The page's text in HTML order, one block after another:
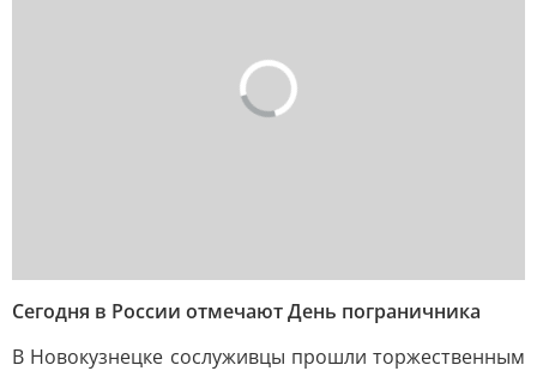
Сегодня в России отмечают День пограничника
В Новокузнецке сослуживцы прошли торжественным